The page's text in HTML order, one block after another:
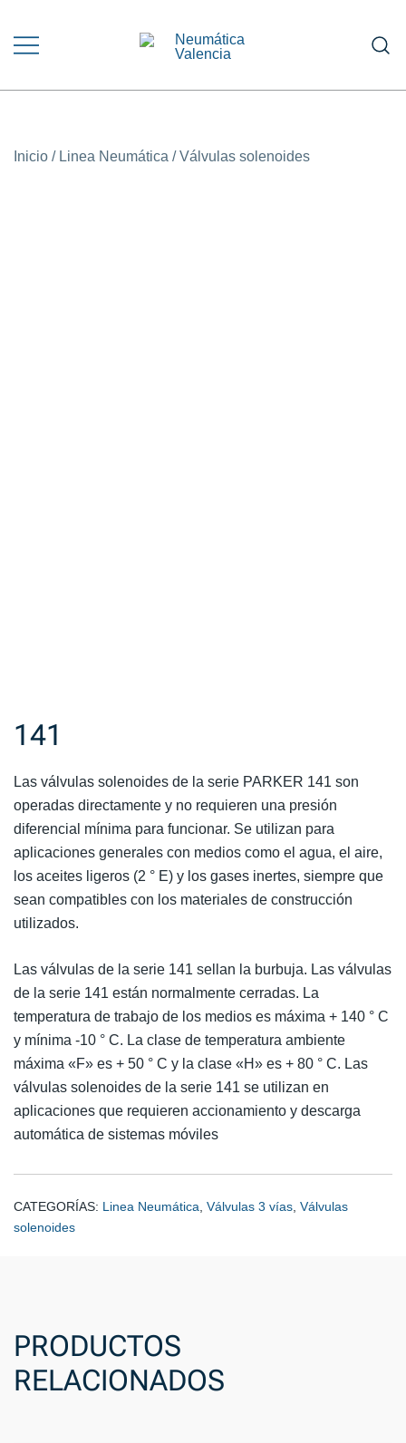
contenido
Inicio / Linea Neumática /Válvulas solenoides
141
Las válvulas solenoides de la serie PARKER 141 son
operadas directamente y no requieren una presión
diferencial mínima para funcionar. Se utilizan para
aplicaciones generales con medios como el agua, el aire,
los aceites ligeros (2 ° E) y los gases inertes, siempre que
sean compatibles con los materiales de construcción
utilizados.
Las válvulas de la serie 141 sellan la burbuja. Las válvulas
de la serie 141 están normalmente cerradas. La
temperatura de trabajo de los medios es máxima + 140 ° C
y mínima -10 ° C. La clase de temperatura ambiente
máxima «F» es + 50 ° C y la clase «H» es + 80 ° C. Las
válvulas solenoides de la serie 141 se utilizan en
aplicaciones que requieren accionamiento y descarga
automática de sistemas móviles
CATEGORÍAS: Linea Neumática Válvulas 3 vías Válvulas
solenoides
PRODUCTOS
RELACIONADOS